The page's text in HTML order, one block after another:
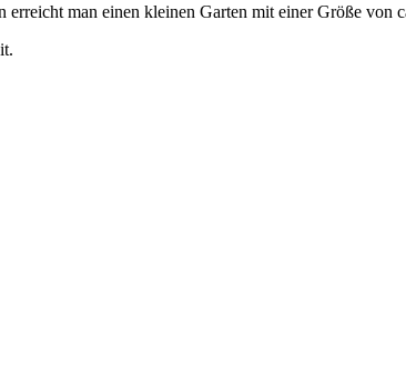
erreicht man einen kleinen Garten mit einer Größe von